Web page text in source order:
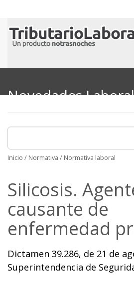
Novedades
Inicio / Normativa / Normativa laboral
Silicosis.
causante de
enfermedad
Dictamen 39.286, de 21 de
Superintendencia de